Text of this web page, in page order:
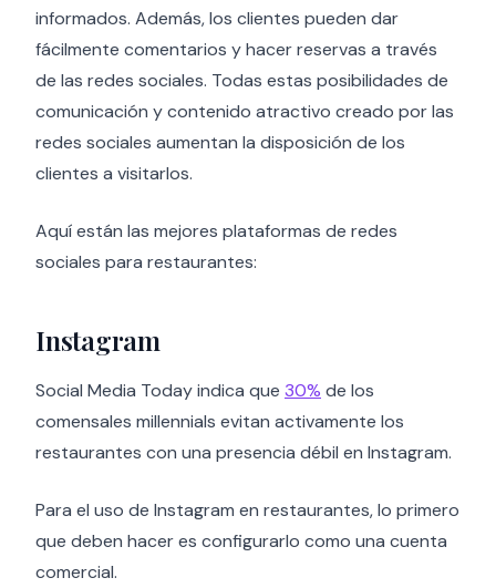
informados. Además, los clientes pueden dar
fácilmente comentarios y hacer reservas a través
de las redes sociales. Todas estas posibilidades de
comunicación y contenido atractivo creado por las
redes sociales aumentan la disposición de los
clientes a visitarlos.
Aquí están las mejores plataformas de redes
sociales para restaurantes:
Instagram
Social Media Today indica que 30% de los
comensales millennials evitan activamente los
restaurantes con una presencia débil en Instagram.
Para el uso de Instagram en restaurantes, lo primero
que deben hacer es configurarlo como una cuenta
comercial.